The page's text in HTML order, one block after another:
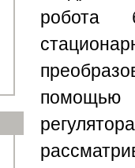
робота
помощью